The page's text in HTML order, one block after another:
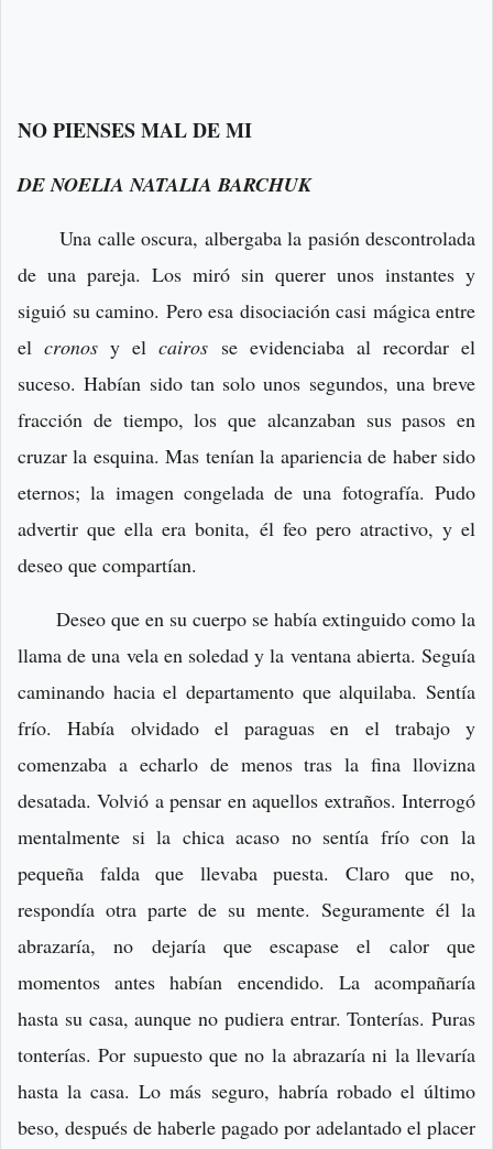
NO PIENSES MAL DE MI
DE NOELIA NATALIA BARCHUK
Una calle oscura, albergaba la pasión descontrolada
de una pareja. Los miró sin querer unos instantes y
siguió su camino. Pero esa disociación casi mágica entre
el cronosy el cairos se evidenciaba al recordar el
suceso. Habían sido tan solo unos segundos, una breve
fracción de tiempo, los que alcanzaban sus pasos en
cruzar la esquina. Mas tenían la apariencia de haber sido
eternos; la imagen congelada de una fotografía. Pudo
advertir que ella era bonita, él feo pero atractivo, y el
deseo que compartían.
Deseo que en su cuerpo se había extinguido como la
llama de una vela en soledad y la ventana abierta. Seguía
caminando hacia el departamento que alquilaba. Sentía
frío. Había olvidado el paraguas en el trabajo y
comenzaba a echarlo de menos tras la fina llovizna
desatada. Volvió a pensar en aquellos extraños. Interrogó
mentalmente si la chica acaso no sentía frío con la
pequeña falda que llevaba puesta. Claro que no,
respondía otra parte de su mente. Seguramente él la
abrazaría, no dejaría que escapase el calor que
momentos antes habían encendido. La acompañaría
hasta su casa, aunque no pudiera entrar. Tonterías. Puras
tonterías. Por supuesto que no la abrazaría ni la llevaría
hasta la casa. Lo más seguro, habría robado el último
beso, después de haberle pagado por adelantado el placer